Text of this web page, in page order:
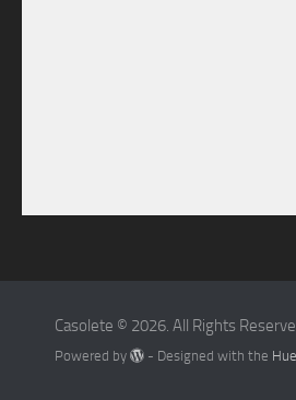
Casolete © 2026. All Rights
Powered by - Designed with the